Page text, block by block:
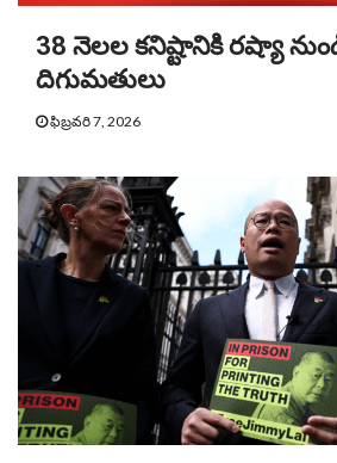
38 నెలల కనిష్టానికి రష్యా
దిగుమతులు
ఫిబ్రవరి 7, 2026